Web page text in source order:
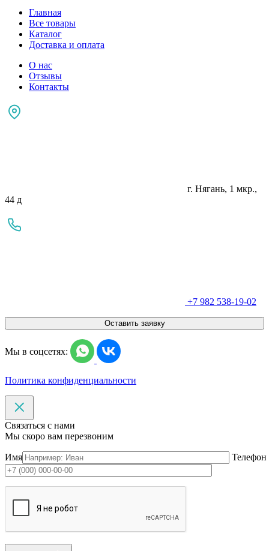
Главная
Все товары
Каталог
Доставка и оплата
О нас
Отзывы
Контакты
г. Нягань, 1 мкр.,
44 д
+7 982 538-19-02
Оставить заявку
Мы в соцсетях:
Политика конфиденциальности
Связаться с нами
Мы скоро вам перезвоним
Имя Телефон